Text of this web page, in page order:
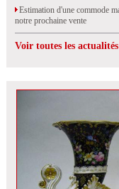
Estimation d'une commode
notre prochaine vente
Voir toutes les actualités